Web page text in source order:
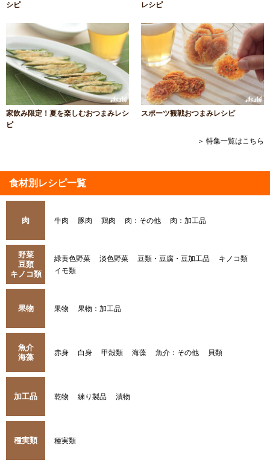
シピ
レシピ
家飲み限定！夏を楽しむおつまみレシ
ピ
スポーツ観戦おつまみレシピ
＞ 特集一覧はこちら
食材別レシピ一覧
肉 牛肉 豚肉 鶏肉 肉：その他 肉：加工品
野菜
豆類
キノコ類
緑黄色野菜 淡色野菜 豆類・豆腐・豆加工品
キノコ類
イモ類
果物 果物 果物：加工品
魚介
海藻
赤身 白身 甲殻類 海藻 魚介：その他 貝類
加工品 乾物 練り製品 漬物
種実類 種実類